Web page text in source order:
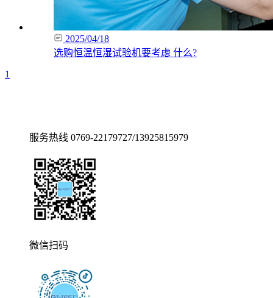
2025/04/18
选购恒温恒湿试验机要考虑 什么?
1
服务热线 0769-22179727/13925815979
微信扫码